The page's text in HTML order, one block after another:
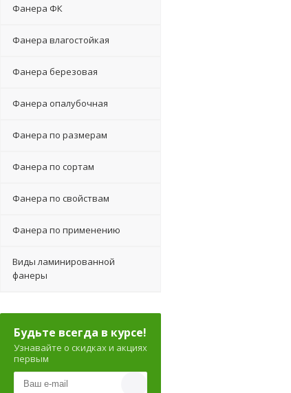
Фанера ФК
Фанера влагостойкая
Фанера березовая
Фанера опалубочная
Фанера по размерам
Фанера по сортам
Фанера по свойствам
Фанера по применению
Виды ламинированной
фанеры
Будьте всегда в курсе!
Узнавайте о скидках и акциях
первым